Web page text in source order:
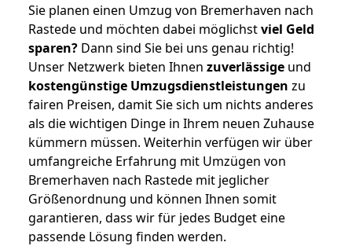
Sie planen einen Umzug von Bremerhaven nach
Rastede und möchten dabei möglichstviel Geld
sparen? Dann sind Sie bei uns genau richtig!
Unser Netzwerk bieten Ihnen zuverlässige und
kostengünstige Umzugsdienstleistungen zu
fairen Preisen, damit Sie sich um nichts anderes
als die wichtigen Dinge in Ihrem neuen Zuhause
kümmern müssen. Weiterhin verfügen wir über
umfangreiche Erfahrung mit Umzügen von
Bremerhaven nach Rastede mit jeglicher
Größenordnung und können Ihnen somit
garantieren, dass wir für jedes Budget eine
passende Lösung finden werden.